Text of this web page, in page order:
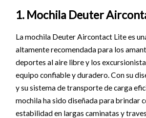
1. Mochila Deuter
La mochila Deuter Aircontact Lite es
altamente recomendada para los
deportes al aire libre y los
equipo confiable y duradero. Con su
y su sistema de transporte de carga
mochila ha sido diseñada para brindar
estabilidad en largas caminatas y